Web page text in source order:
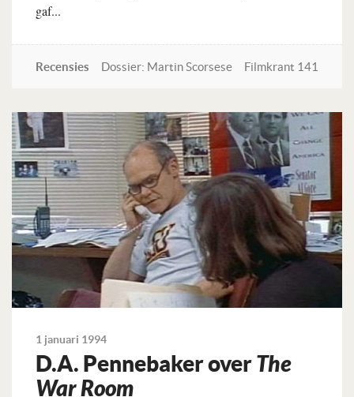
gaf...
Recensies Dossier: Martin Scorsese Filmkrant 141
Lees verder
1 januari 1994
D.A. Pennebaker overThe
War Room